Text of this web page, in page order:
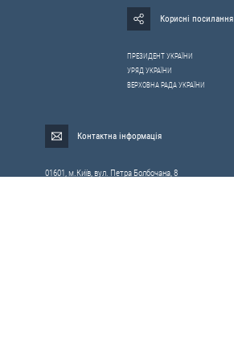
Корисні посилання
ПРЕЗИДЕНТ УКРАЇНИ
УРЯД УКРАЇНИ
ВЕРХОВНА РАДА УКРАЇНИ
Контактна інформація
01601, м.Київ, вул. Петра Болбочана, 8